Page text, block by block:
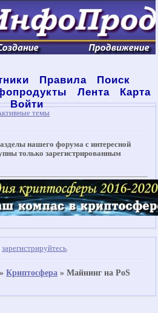
Правила
Поиск
Лента
Карта
Войти
темы
нашего форума с интересной
только зарегистрированным
зарегистрируйтесь
»Криптосфера »Майнинг на PoS